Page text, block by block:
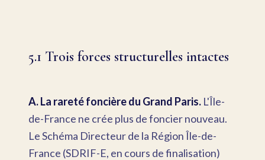
5.1 Trois forces structurelles intactes
A. La rareté foncière du Grand Paris. L'Île-
de-France ne crée plus de foncier nouveau.
Le Schéma Directeur de la Région Île-de-
France (SDRIF-E, en cours de finalisation)